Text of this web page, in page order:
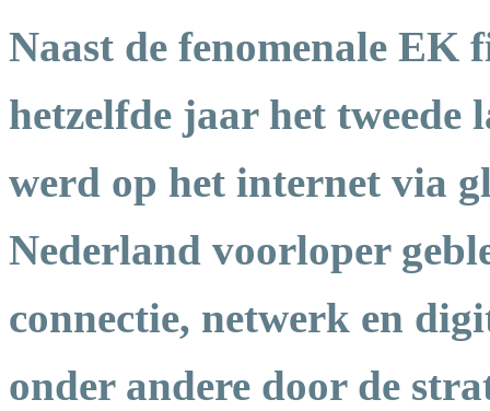
Naast de fenomenale EK
hetzelfde jaar het tweede
werd op het internet via
Nederland voorloper
connectie, netwerk en
onder andere door de